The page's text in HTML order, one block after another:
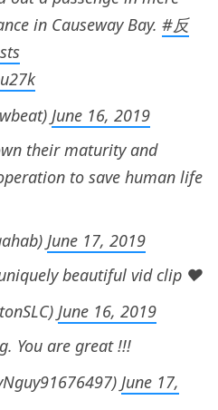
in Causeway Bay. #反
June 16, 2019
their maturity and
to save human life
June 17, 2019
beautiful vid clip ♥️
June 16, 2019
You are great !!!
June 17,